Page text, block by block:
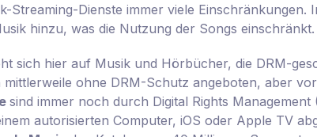
Streaming-Dienste immer viele
hinzu, was die Nutzung der Songs einschränkt.
sich hier auf Musik und Hörbücher, die DRM-
mittlerweile ohne DRM-Schutz angeboten, aber
sind immer noch durch Digital Rights
autorisierten Computer, iOS oder Apple TV